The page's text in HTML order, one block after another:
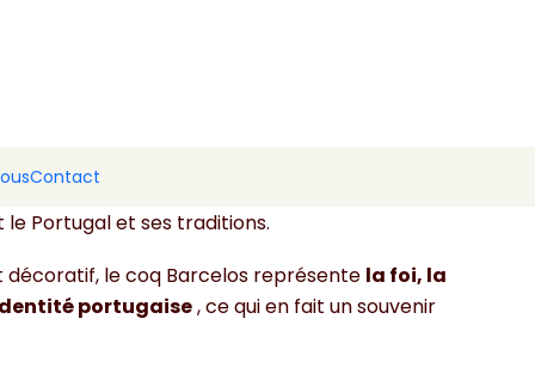
Contact
ses détails peints avec soin, il est parfait pour
les bureaux, ou comme cadeau original pour
Portugal et ses traditions.
décoratif, le coq Barcelos représente la foi, la
portugaise, ce qui en fait un souvenir